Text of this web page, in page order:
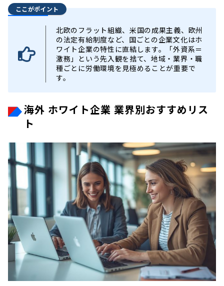
ここがポイント
北欧のフラット組織、米国の成果主義、欧州
の法定有給制度など、国ごとの企業文化はホ
ワイト企業の特性に直結します。「外資系＝
激務」という先入観を捨て、地域・業界・職
種ごとに労働環境を見極めることが重要で
す。
海外 ホワイト企業 業界別おすすめリス
ト